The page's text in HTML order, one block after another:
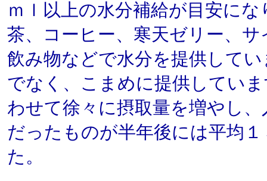
ｍｌ以上の水分補給が目安に
茶、コーヒー、寒天ゼリー、
飲み物などで水分を提供して
でなく、こまめに提供してい
わせて徐々に摂取量を増やし
だったものが半年後には平均
た。